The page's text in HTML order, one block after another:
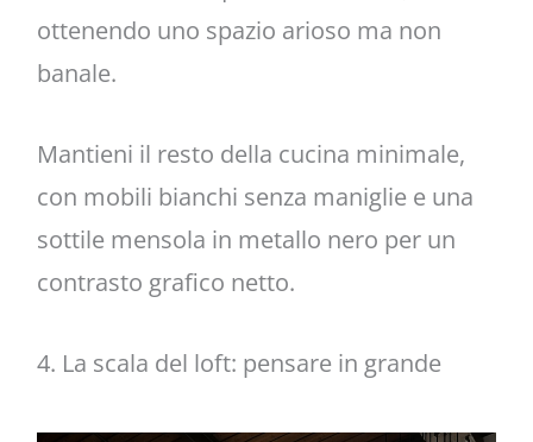
ottenendo uno spazio arioso ma non
banale.
Mantieni il resto della cucina minimale,
con mobili bianchi senza maniglie e una
sottile mensola in metallo nero per un
contrasto grafico netto.
4. La scala del loft: pensare in grande